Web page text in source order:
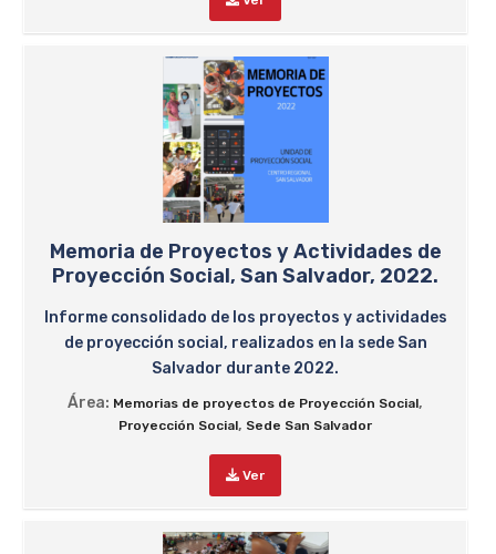
Memoria de Proyectos y Actividades de
Proyección Social, San Salvador, 2022.
Informe consolidado de los proyectos y actividades
de proyección social, realizados en la sede San
Salvador durante 2022.
Área: Memorias de proyectos de Proyección Social,
Proyección Social, Sede San Salvador
Ver